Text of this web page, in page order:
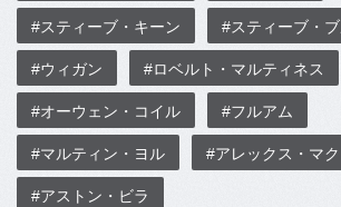
#スティーブ・キーン #スティーブ・
#ウィガン #ロベルト・マルティネス
#オーウェン・コイル #フルアム
#マルティン・ヨル #アレックス・マ
#アストン・ビラ